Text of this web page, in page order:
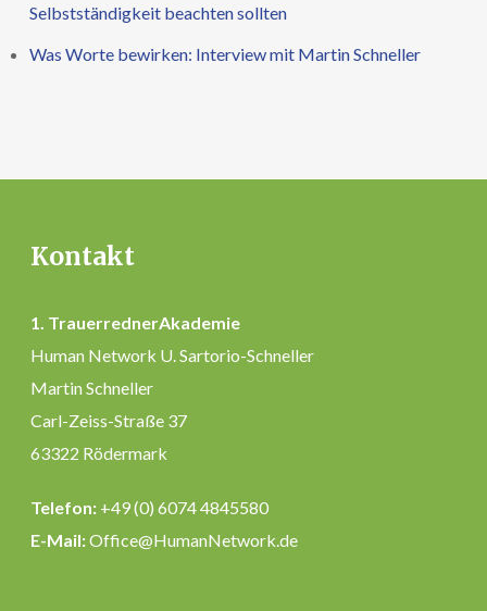
Selbstständigkeit beachten sollten
Was Worte bewirken: Interview mit Martin Schneller
Kontakt
1. TrauerrednerAkademie
Human Network U. Sartorio-Schneller
Martin Schneller
Carl-Zeiss-Straße 37
63322 Rödermark
Telefon: +49 (0) 6074 4845580
E-Mail:Office@HumanNetwork.de